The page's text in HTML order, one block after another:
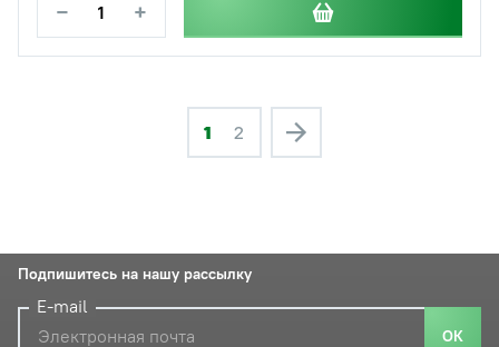
− +
1 2
Подпишитесь на нашу рассылку
E-mail
ОК